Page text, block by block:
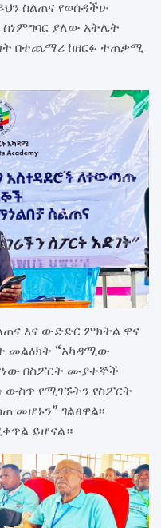
ስልጠና የወሰዳችሁ
ያለው አትሌት
በተጨማሪ ከዘርፉ ተጠቃሚ
እና ውድድር ምክትል ዋና
መልዕክት “አካዳሚው
በስፖርት ሙያተኞች
ውስጥ የሚገኙትን የስፖርት
መሆኑን” ገልፀዋል፡፡
ይሆናል።